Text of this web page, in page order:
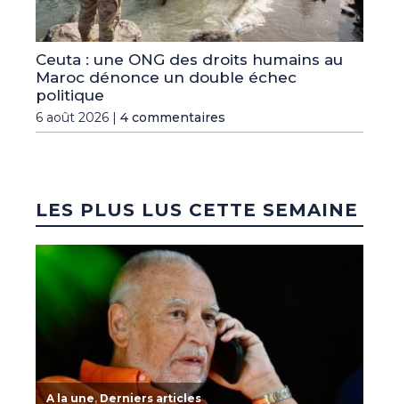
Ceuta : une ONG des droits humains au
Maroc dénonce un double échec
politique
6 août 2026 | 4 commentaires
LES PLUS LUS CETTE SEMAINE